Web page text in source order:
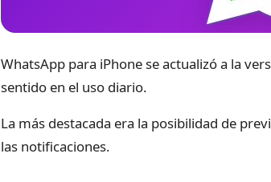
WhatsApp para iPhone se actualizó a la
sentido en el uso diario.
La más destacada era la posibilidad de
las notificaciones.